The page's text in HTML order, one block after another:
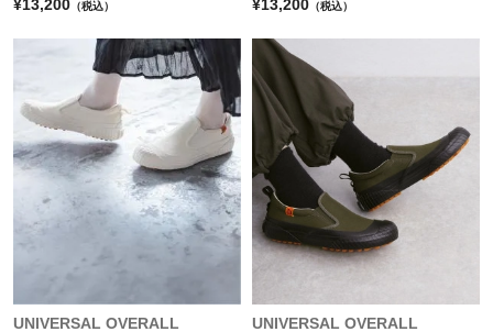
¥13,200 （税込）
¥13,200 （税込）
UNIVERSAL OVERALL UNIVERSAL OVERALL